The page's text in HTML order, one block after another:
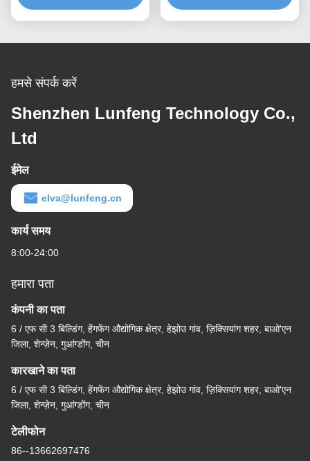
हमसे संपर्क करें
Shenzhen Lunfeng Technology Co.,
Ltd
ईमेल
elva@lunfeng.cn
कार्य समय
8:00-24:00
हमारा पता
कंपनी का पता
6 / एफ सी 3 बिल्डिंग, हेंगफेंग औद्योगिक क्षेत्र, हेझोउ गांव, ज़िक्सियांग शहर, बाओ'एन
जिला, शेन्ज़ेन, गुआंग्डोंग, चीन
कारखाने का पता
6 / एफ सी 3 बिल्डिंग, हेंगफेंग औद्योगिक क्षेत्र, हेझोउ गांव, ज़िक्सियांग शहर, बाओ'एन
जिला, शेन्ज़ेन, गुआंग्डोंग, चीन
टेलीफोन
86--13662697476